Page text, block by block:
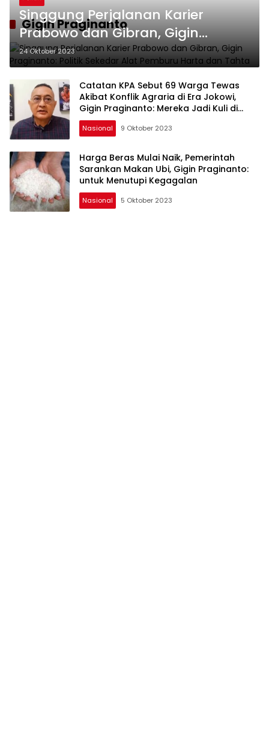
Gigin Praginanto
Singgung Perjalanan Karier
Prabowo dan Gibran, Gigin
Praginanto: Politik Sekedar Alat
Pemburu Harta dan Tahta
24 Oktober 2023
Catatan KPA Sebut 69 Warga Tewas
Akibat Konflik Agraria di Era Jokowi,
Gigin Praginanto: Mereka Jadi Kuli di
Tanah Leluhur
Nasional 9 Oktober 2023
Harga Beras Mulai Naik, Pemerintah
Sarankan Makan Ubi, Gigin Praginanto:
untuk Menutupi Kegagalan
Nasional 5 Oktober 2023